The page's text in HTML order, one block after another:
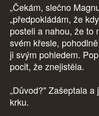
„Čekám, slečno
„předpokládám, že
posteli a nahou, že to
svém křesle,
ji svým pohledem.
pocit, že znejistěla.
„Důvod?" Zašeptala
krku.